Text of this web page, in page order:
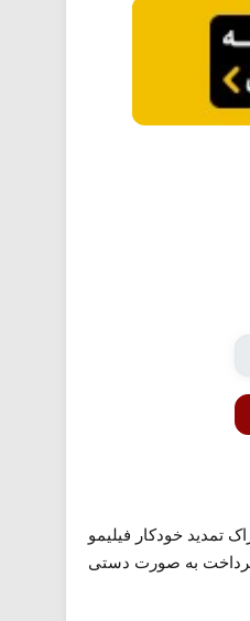
تمدید خودکار فیلیمو
پرداخت به صورت دستی